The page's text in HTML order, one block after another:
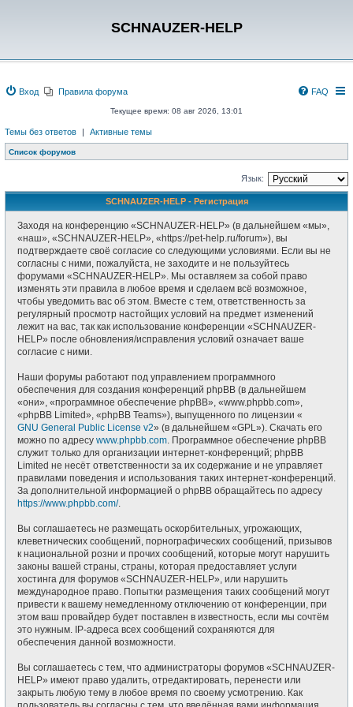
SCHNAUZER-HELP
Вход Правила форума FAQ
Текущее время: 08 авг 2026, 13:01
Темы без ответов | Активные темы
Список форумов
Язык:
SCHNAUZER-HELP - Регистрация
Заходя на конференцию «SCHNAUZER-HELP» (в дальнейшем «мы»,
«наш», «SCHNAUZER-HELP», «https://pet-help.ru/forum»), вы
подтверждаете своё согласие со следующими условиями. Если вы не
согласны с ними, пожалуйста, не заходите и не пользуйтесь
форумами «SCHNAUZER-HELP». Мы оставляем за собой право
изменять эти правила в любое время и сделаем всё возможное,
чтобы уведомить вас об этом. Вместе с тем, ответственность за
регулярный просмотр настойщих условий на предмет изменений
лежит на вас, так как использование конференции «SCHNAUZER-
HELP» после обновления/исправления условий означает ваше
согласие с ними.
Наши форумы работают под управлением программного
обеспечения для создания конференций phpBB (в дальнейшем
«они», «программное обеспечение phpBB», «www.phpbb.com»,
«phpBB Limited», «phpBB Teams»), выпущенного по лицензии «
GNU General Public License v2» (в дальнейшем «GPL»). Скачать его
можно по адресу www.phpbb.com . Программное обеспечение phpBB
служит только для организации интернет-конференций; phpBB
Limited не несёт ответственности за их содержание и не управляет
правилами поведения и использования таких интернет-конференций.
За дополнительной информацией о phpBB обращайтесь по адресу
https://www.phpbb.com/.
Вы соглашаетесь не размещать оскорбительных, угрожающих,
клеветнических сообщений, порнографических сообщений, призывов
к национальной розни и прочих сообщений, которые могут нарушить
законы вашей страны, страны, которая предоставляет услуги
хостинга для форумов «SCHNAUZER-HELP», или нарушить
международное право. Попытки размещения таких сообщений могут
привести к вашему немедленному отключению от конференции, при
этом ваш провайдер будет поставлен в известность, если мы сочтём
это нужным. IP-адреса всех сообщений сохраняются для
обеспечения данной возможности.
Вы соглашаетесь с тем, что администраторы форумов «SCHNAUZER-
HELP» имеют право удалить, отредактировать, перенести или
закрыть любую тему в любое время по своему усмотрению. Как